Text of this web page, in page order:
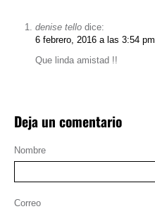
denise tello dice:
6 febrero, 2016 a las 3:54 pm
Que linda amistad !!
Deja un comentario
Nombre
Correo